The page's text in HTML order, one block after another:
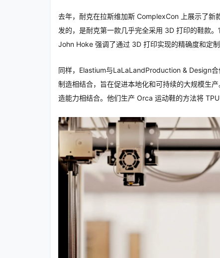
去年，耐克在拉斯维加斯 ComplexCon 上展示了
发的，是耐克第一款几乎完全采用 3D 打印的鞋款
John Hoke 强调了通过 3D 打印实现的精确度和定
同样，Elastium与LaLaLandProduction & Design
制造相结合，旨在促进本地化和可持续的大规模生
造能力相结合。他们生产 Orca 运动鞋的方法将